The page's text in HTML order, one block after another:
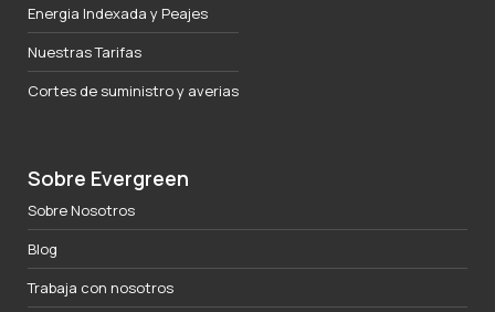
Energia Indexada y Peajes
Nuestras Tarifas
Cortes de suministro y averias
Sobre Evergreen
Sobre Nosotros
Blog
Trabaja con nosotros